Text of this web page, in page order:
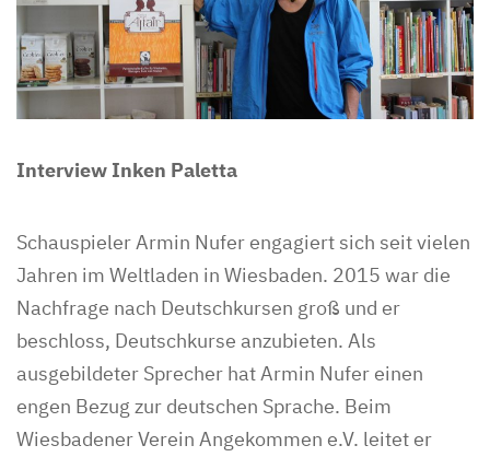
Interview Inken Paletta
Schauspieler Armin Nufer engagiert sich seit vielen
Jahren im Weltladen in Wiesbaden. 2015 war die
Nachfrage nach Deutschkursen groß und er
beschloss, Deutschkurse anzubieten. Als
ausgebildeter Sprecher hat Armin Nufer einen
engen Bezug zur deutschen Sprache. Beim
Wiesbadener Verein Angekommen e.V. leitet er